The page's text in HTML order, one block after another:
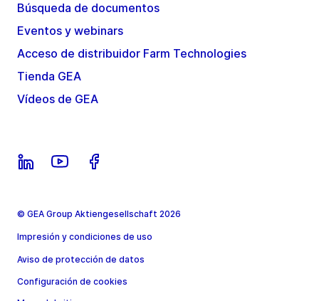
Búsqueda de documentos
Eventos y webinars
Acceso de distribuidor Farm Technologies
Tienda GEA
Vídeos de GEA
© GEA Group Aktiengesellschaft 2026
Impresión y condiciones de uso
Aviso de protección de datos
Configuración de cookies